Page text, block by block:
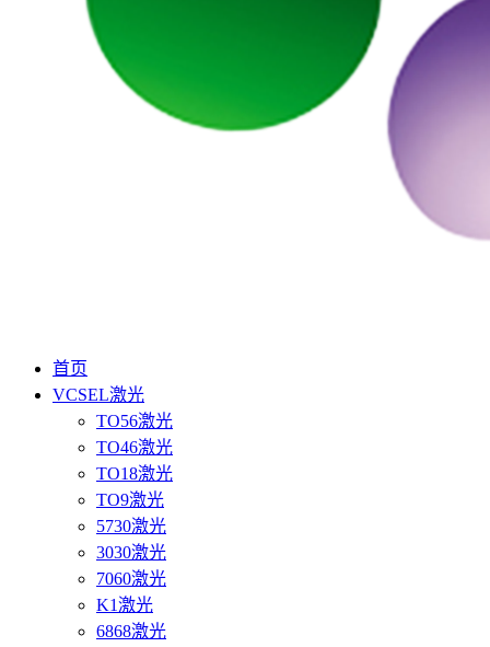
首页
VCSEL激光
TO56激光
TO46激光
TO18激光
TO9激光
5730激光
3030激光
7060激光
K1激光
6868激光